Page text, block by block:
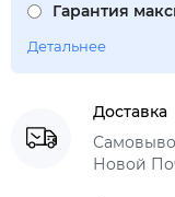
Гарантия
Детальнее
Доставка
Новой